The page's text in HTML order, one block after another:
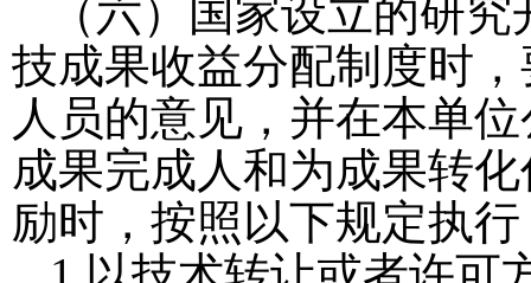
（六）国家设立的研
技成果收益分配制度时
人员的意见，并在本单
成果完成人和为成果转
励时，按照以下规定执行